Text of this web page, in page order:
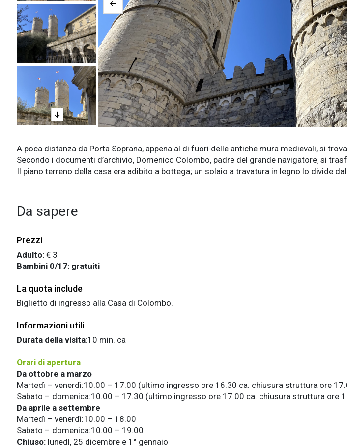
A poca distanza da Porta Soprana, appena al di fuori delle antiche mura medievali, si
Secondo i documenti d’archivio, Domenico Colombo, padre del grande navigatore, si
Il piano terreno della casa era adibito a bottega; un solaio a travatura in legno lo divide
Da sapere
Prezzi
Adulto: € 3
Bambini 0/17: gratuiti
La quota include
Biglietto di ingresso alla Casa di Colombo.
Informazioni utili
Durata della visita:10 min. ca
Orari di apertura
Da ottobre a marzo
Martedì – venerdì:10.00 – 17.00 (ultimo ingresso ore 16.30 ca. chiusura struttura ore
Sabato – domenica:10.00 – 17.30 (ultimo ingresso ore 17.00 ca. chiusura struttura ore
Da aprile a settembre
Martedì – venerdì:10.00 – 18.00
Sabato – domenica:10.00 – 19.00
Chiuso:lunedì, 25 dicembre e 1° gennaio